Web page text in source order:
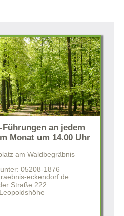
an jedem
Monat um 14.00 Uhr
am Waldbegräbnis
05208-1876
eckendorf.de
Straße 222